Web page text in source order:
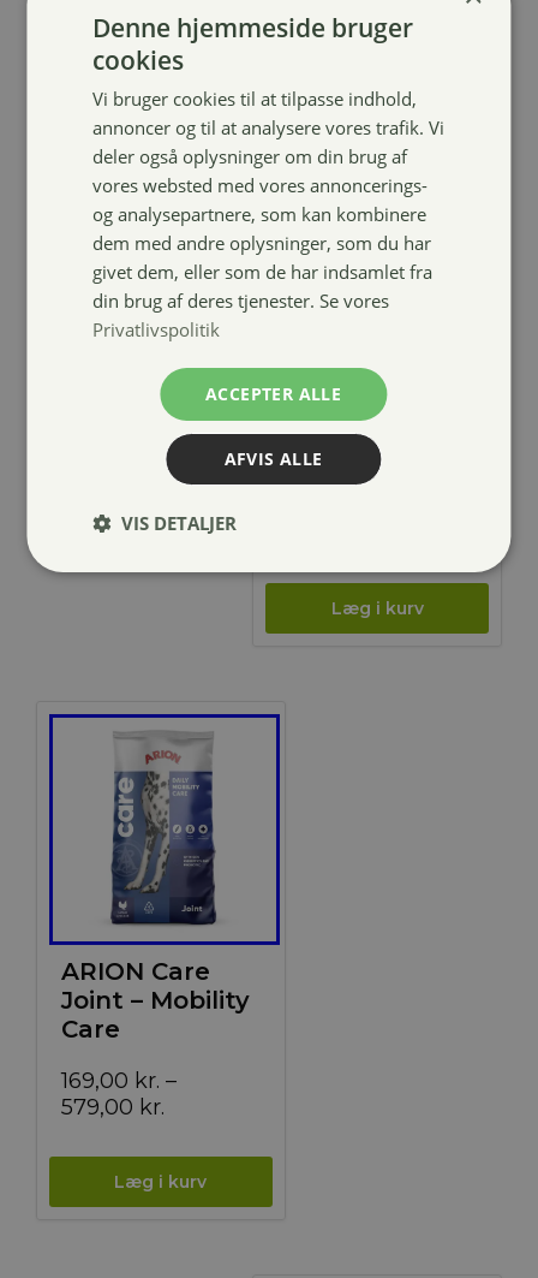
ARION Care
Hypoallergenic
– Skin & Coat
Care
til
669,00 kr.
ARION Care
Joint – Mobility
Care
169,00 kr. –
579,00 kr.Prisinterval:
til
579,00 kr.
Denne hjemmeside bruger
cookies
Vi bruger cookies til at tilpasse indhold,
annoncer og til at analysere vores trafik. Vi
deler også oplysninger om din brug af
vores websted med vores annoncerings-
og analysepartnere, som kan kombinere
dem med andre oplysninger, som du har
givet dem, eller som de har indsamlet fra
din brug af deres tjenester. Se vores
Privatlivspolitik
ACCEPTER ALLE
AFVIS ALLE
VIS DETALJER